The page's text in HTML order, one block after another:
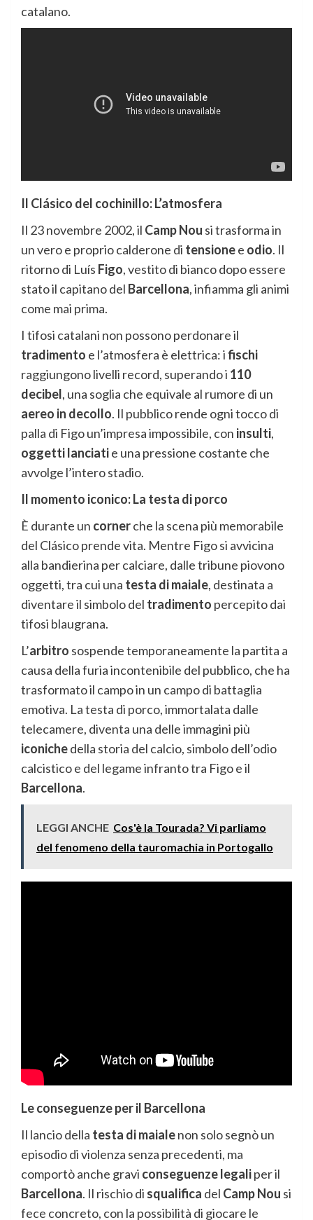
catalano.
Il Clásico del cochinillo: L’atmosfera
Il 23 novembre 2002, il Camp Nou si trasforma in
un vero e proprio calderone di tensionee odio. Il
ritorno di Luís Figo, vestito di bianco dopo essere
stato il capitano del Barcellona, infiamma gli animi
come mai prima.
I tifosi catalani non possono perdonare il
tradimento e l’atmosfera è elettrica: ifischi
raggiungono livelli record, superando i 110
decibel, una soglia che equivale al rumore di un
aereo in decollo. Il pubblico rende ogni tocco di
palla di Figo un’impresa impossibile, con insulti,
oggetti lanciatie una pressione costante che
avvolge l’intero stadio.
Il momento iconico: La testa di porco
È durante un cornerche la scena più memorabile
del Clásico prende vita. Mentre Figo si avvicina
alla bandierina per calciare, dalle tribune piovono
oggetti, tra cui una testa di maiale, destinata a
diventare il simbolo del tradimento percepito dai
tifosi blaugrana.
L’arbitro sospende temporaneamente la partita a
causa della furia incontenibile del pubblico, che ha
trasformato il campo in un campo di battaglia
emotiva. La testa di porco, immortalata dalle
telecamere, diventa una delle immagini più
iconichedella storia del calcio, simbolo dell’odio
calcistico e del legame infranto tra Figo e il
Barcellona.
LEGGI ANCHE Cos'è la Tourada? Vi parliamo
del fenomeno della tauromachia in Portogallo
Le conseguenze per il Barcellona
Il lancio della testa di maialenon solo segnò un
episodio di violenza senza precedenti, ma
comportò anche gravi conseguenze legaliper il
Barcellona. Il rischio di squalifica del Camp Nou si
fece concreto, con la possibilità di giocare le